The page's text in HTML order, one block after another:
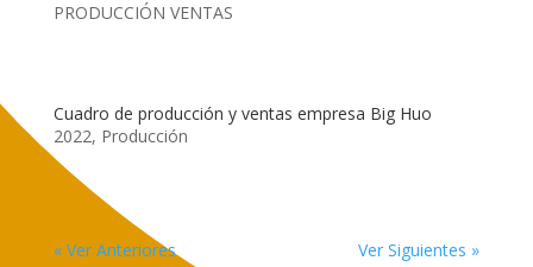
PRODUCCIÓN VENTAS
Cuadro de producción y ventas empresa Big Huo
2022, Producción
« Ver Anteriores Ver Siguientes »